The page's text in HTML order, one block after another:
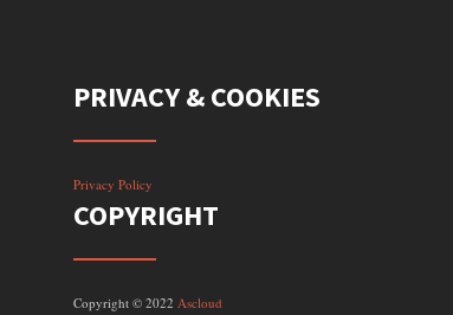
PRIVACY & COOKIES
Privacy Policy
COPYRIGHT
Copyright © 2022 Ascloud